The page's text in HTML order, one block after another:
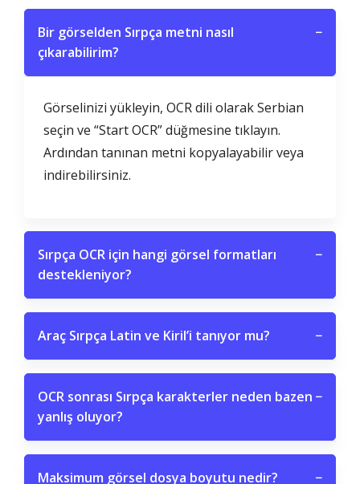
Bir görselden Sırpça metni nasıl
çıkarabilirim?
−
Görselinizi yükleyin, OCR dili olarak Serbian
seçin ve “Start OCR” düğmesine tıklayın.
Ardından tanınan metni kopyalayabilir veya
indirebilirsiniz.
Sırpça OCR için hangi görsel formatları
destekleniyor?
−
Araç Sırpça Latin ve Kiril’i tanıyor mu? −
OCR sonrası Sırpça karakterler neden bazen
yanlış oluyor?
−
Maksimum görsel dosya boyutu nedir? −